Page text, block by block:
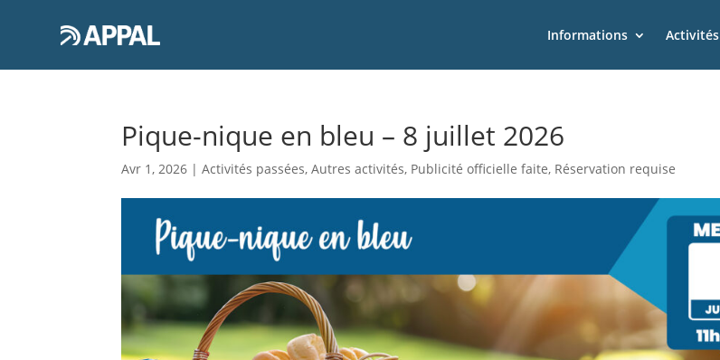
Informations Activités
Pique-nique en bleu – 8 juillet 2026
Avr 1, 2026 |Activités passées,Autres activités, Publicité officielle faite, Réservation requise